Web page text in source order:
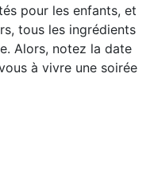
pour les enfants, et
tous les ingrédients
Alors, notez la date
à vivre une soirée